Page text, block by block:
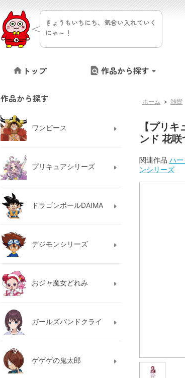
きょうもいちにち、気合い入れていく
にゃ～！
トップ 作品から探す
ホーム > 雑貨
【プリ
ンド 花
関連作品 ハー
ンシリーズ
作品から探す
ワンピース
プリキュアシリーズ
ドラゴンボールDAIMA
デジモンシリーズ
おジャ魔女どれみ
ガールズバンドクライ
ゲゲゲの鬼太郎